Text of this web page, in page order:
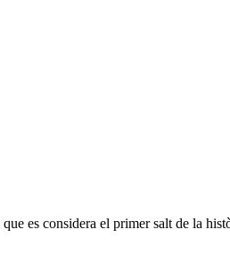
es considera el primer salt de la